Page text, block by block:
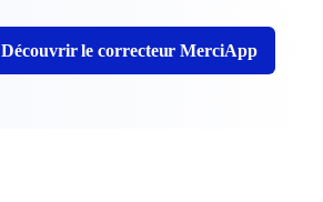
Découvrir le correcteur MerciApp